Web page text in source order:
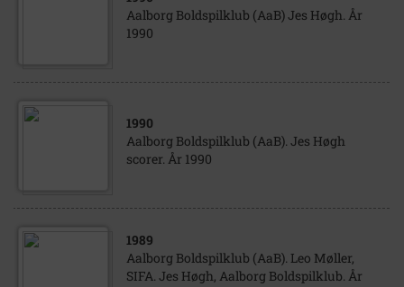
Aalborg Boldspilklub (AaB) Jes Høgh. År
1990
1990
Aalborg Boldspilklub (AaB). Jes Høgh
scorer. År 1990
1989
Aalborg Boldspilklub (AaB). Leo Møller,
SIFA. Jes Høgh, Aalborg Boldspilklub. År